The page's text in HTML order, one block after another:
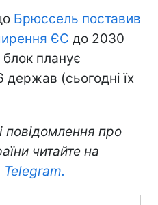
Брюссель поставив
ЄС до 2030
планує
(сьогодні їх
повідомлення про
читайте на
Telegram.